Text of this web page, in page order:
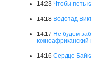
14:23 Чтобы петь
14:18 Водопад
14:17 Не будем
южноафриканский
14:16 Сердце